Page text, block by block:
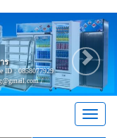
ร
ID : 0858077929
/